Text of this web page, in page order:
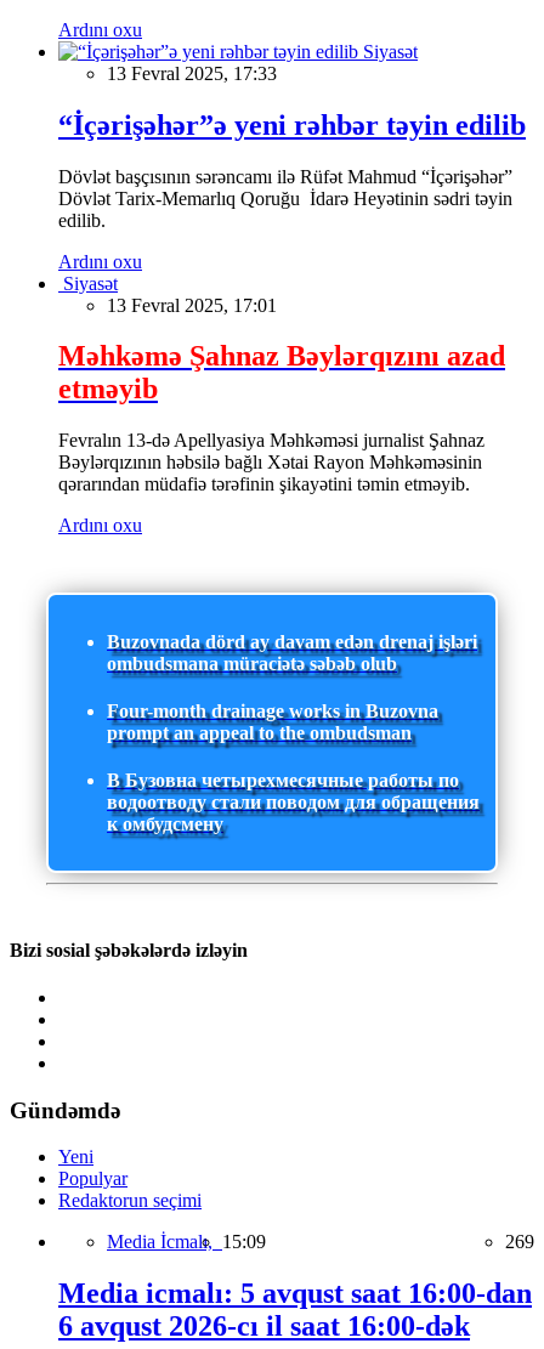
Ardını oxu
Siyasət
13 Fevral 2025, 17:33
“İçərişəhər”ə yeni rəhbər təyin edilib
Dövlət başçısının sərəncamı ilə Rüfət Mahmud “İçərişəhər”
Dövlət Tarix-Memarlıq Qoruğu İdarə Heyətinin sədri təyin
edilib.
Ardını oxu
Siyasət
13 Fevral 2025, 17:01
Məhkəmə Şahnaz Bəylərqızını azad
etməyib
Fevralın 13-də Apellyasiya Məhkəməsi jurnalist Şahnaz
Bəylərqızının həbsilə bağlı Xətai Rayon Məhkəməsinin
qərarından müdafiə tərəfinin şikayətini təmin etməyib.
Ardını oxu
Buzovnada dörd ay davam edən drenaj işləri
ombudsmana müraciətə səbəb olub
Four-month drainage works in Buzovna
prompt an appeal to the ombudsman
В Бузовна четырехмесячные работы по
водоотводу стали поводом для обращения
к омбудсмену
Bizi sosial şəbəkələrdə izləyin
Gündəmdə
Yeni
Populyar
Redaktorun seçimi
Media İcmalı, 15:09 269
Media icmalı: 5 avqust saat 16:00-dan
6 avqust 2026-cı il saat 16:00-dək